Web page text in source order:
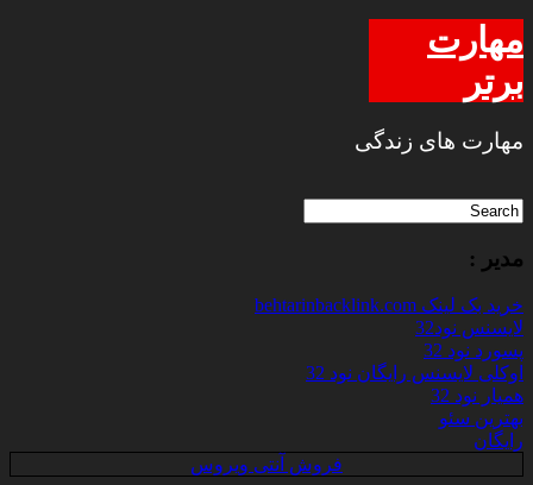
مهارت
برتر
مهارت های زندگی
مدیر :
خرید بک لینک behtarinbacklink.com
لایسنس نود32
پسورد نود 32
اوکلی لایسنس رایگان نود 32
همیار نود 32
بهترین سئو
رایگان
فروش آنتی ویروس